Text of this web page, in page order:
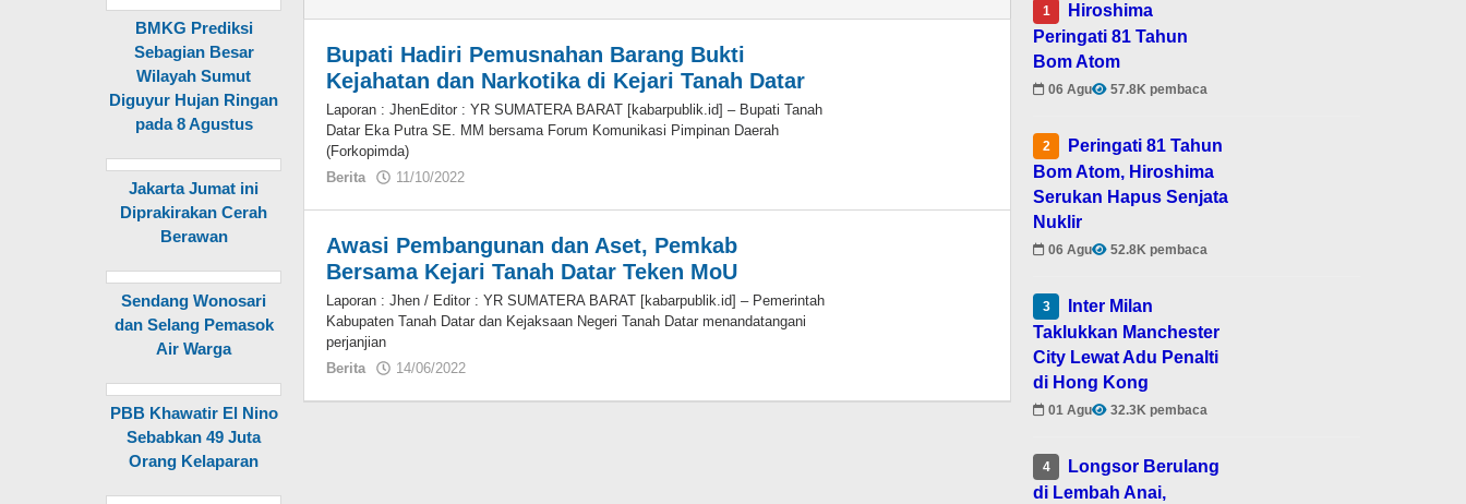
BMKG Prediksi
Sebagian Besar
Wilayah Sumut
Diguyur Hujan Ringan
pada 8 Agustus
Jakarta Jumat ini
Diprakirakan Cerah
Berawan
Sendang Wonosari
dan Selang Pemasok
Air Warga
PBB Khawatir El Nino
Sebabkan 49 Juta
Orang Kelaparan
Bupati Hadiri Pemusnahan Barang Bukti
Kejahatan dan Narkotika di Kejari Tanah Datar
Laporan : JhenEditor : YR SUMATERA BARAT [kabarpublik.id] – Bupati Tanah
Datar Eka Putra SE. MM bersama Forum Komunikasi Pimpinan Daerah
(Forkopimda)
Berita
11/10/2022
Awasi Pembangunan dan Aset, Pemkab
Bersama Kejari Tanah Datar Teken MoU
Laporan : Jhen / Editor : YR SUMATERA BARAT [kabarpublik.id] – Pemerintah
Kabupaten Tanah Datar dan Kejaksaan Negeri Tanah Datar menandatangani
perjanjian
Berita
14/06/2022
1
Hiroshima
Peringati 81 Tahun
Bom Atom
06 Agu 57.8K pembaca
2
Peringati 81 Tahun
Bom Atom, Hiroshima
Serukan Hapus Senjata
Nuklir
06 Agu 52.8K pembaca
3
Inter Milan
Taklukkan Manchester
City Lewat Adu Penalti
di Hong Kong
01 Agu 32.3K pembaca
4
Longsor Berulang
di Lembah Anai,